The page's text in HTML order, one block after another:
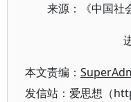
来源：《中国社
本文责编：
发信站：爱思想（